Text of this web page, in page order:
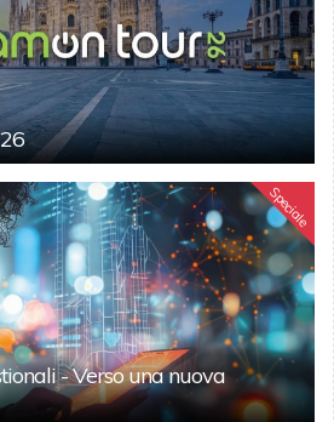
Speciale
- Verso una nuova